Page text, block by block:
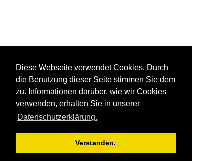
Diese Webseite verwendet Cookies. Durch
die Benutzung dieser Seite stimmen Sie dem
zu. Informationen darüber, wie wir Cookies
verwenden, erhalten Sie in unserer
Datenschutzerklärung.
Verstanden.